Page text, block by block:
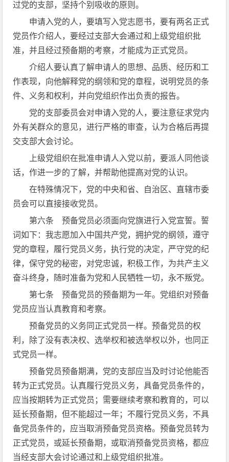
过党的支部，坚持个别吸收的原则。
申请入党的人，要填写入党志愿书，要有两名正式
党员作介绍人，要经过支部大会通过和上级党组织批
准，并且经过预备期的考察，才能成为正式党员。
介绍人要认真了解申请人的思想、品质、经历和工
作表现，向他解释党的纲领和党的章程，说明党员的条
件、义务和权利，并向党组织作出负责的报告。
党的支部委员会对申请入党的人，要注意征求党内
外有关群众的意见，进行严格的审查，认为合格后再提
交支部大会讨论。
上级党组织在批准申请人入党以前，要派人同他谈
话，作进一步的了解，并帮助他提高对党的认识。
在特殊情况下，党的中央和省、自治区、直辖市委
员会可以直接接收党员。
第六条 预备党员必须面向党旗进行入党宣誓。誓
词如下：我志愿加入中国共产党，拥护党的纲领，遵守
党的章程，履行党员义务，执行党的决定，严守党的纪
律，保守党的秘密，对党忠诚，积极工作，为共产主义
奋斗终身，随时准备为党和人民牺牲一切，永不叛党。
第七条 预备党员的预备期为一年。党组织对预备
党员应当认真教育和考察。
预备党员的义务同正式党员一样。预备党员的权
利，除了没有表决权、选举权和被选举权以外，也同正
式党员一样。
预备党员预备期满，党的支部应当及时讨论他能否
转为正式党员。认真履行党员义务，具备党员条件的，
应当按期转为正式党员；需要继续考察和教育的，可以
延长预备期，但不能超过一年；不履行党员义务，不具
备党员条件的，应当取消预备党员资格。预备党员转为
正式党员，或延长预备期，或取消预备党员资格，都应
当经支部大会讨论通过和上级党组织批准。